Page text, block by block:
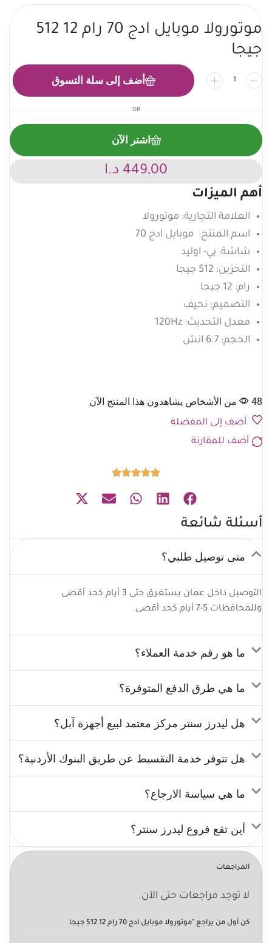
موتورولا موبايل ادج 70 رام 12 512
جيجا
أضف إلى سلة التسوق
OR
اشتر الآن
449,00 د.ا
أهم الميزات
العلامة التجارية: موتورولا
اسم المنتج: موبايل ادج 70
شاشة: بي- اوليد
التخزين: 512 جيجا
رام: 12 جيجا
التصميم: نحيف
معدل التحديث: 120Hz
الحجم: 6.7 انش
48 من الأشخاص يشاهدون هذا المنتج الآن
أضف إلى المفضلة
أضف للمقارنة
أسئلة شائعة
متى توصيل طلبي؟
التوصيل داخل عمان يستغرق حتى 3 أيام كحد أقصى
وللمحافظات 5-7 أيام كحد أقصى.
ما هو رقم خدمة العملاء؟
ما هي طرق الدفع المتوفرة؟
هل ليدرز سنتر مركز معتمد لبيع أجهزة آبل؟
هل تتوفر خدمة التقسيط عن طريق البنوك الأردنية؟
ما هي سياسة الارجاع؟
أين تقع فروع ليدرز سنتر؟
المراجعات
لا توجد مراجعات حتى الآن.
كن أول من يراجع "موتورولا موبايل ادج 70 رام 12 512 جيجا